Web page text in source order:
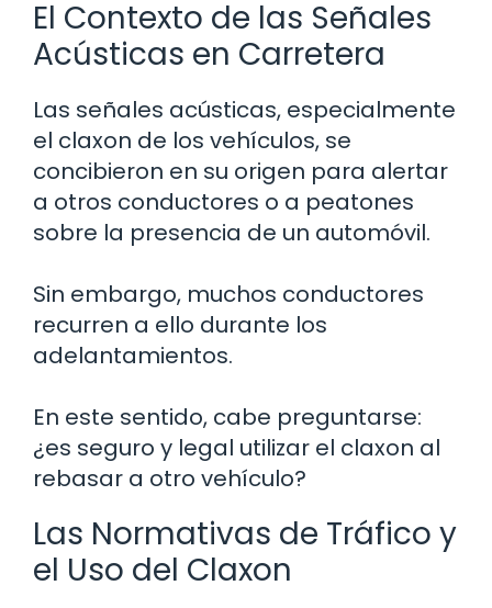
El Contexto de las Señales
Acústicas en Carretera
Las señales acústicas, especialmente
el claxon de los vehículos, se
concibieron en su origen para alertar
a otros conductores o a peatones
sobre la presencia de un automóvil.
Sin embargo, muchos conductores
recurren a ello durante los
adelantamientos.
En este sentido, cabe preguntarse:
¿es seguro y legal utilizar el claxon al
rebasar a otro vehículo?
Las Normativas de Tráfico y
el Uso del Claxon